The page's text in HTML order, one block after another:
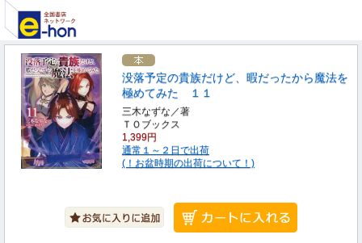
没落予定の貴族だけど、暇だったから魔法を
極めてみた １１
三木なずな／著
ＴＯブックス
1,399円
通常１～２日で出荷
(！お盆時期の出荷について！)